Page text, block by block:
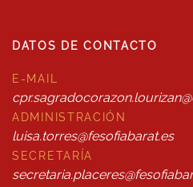
DATOS DE CONTACTO
E-MAIL
ADMINISTRACIÓN
luisa.torres@fesofiabarat.es
SECRETARÍA